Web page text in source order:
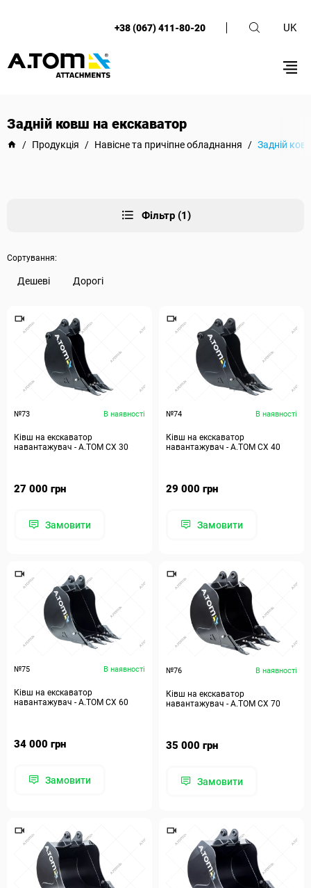
+38 (067) 411-80-20 UK
Задній ковш на екскаватор
/ Продукція / Навісне та причіпне обладнання / Задній
Фільтр (1)
Сортування:
Дешеві Дорогі
№73 В наявності
Ківш на екскаватор
навантажувач - А.ТОМ СХ 30
27 000 грн
Замовити
№74 В наявності
Ківш на екскаватор
навантажувач - А.ТОМ СХ 40
29 000 грн
Замовити
№75 В наявності
Ківш на екскаватор
навантажувач - А.ТОМ СХ 60
34 000 грн
Замовити
№76 В наявності
Ківш на екскаватор
навантажувач - А.ТОМ СХ 70
35 000 грн
Замовити